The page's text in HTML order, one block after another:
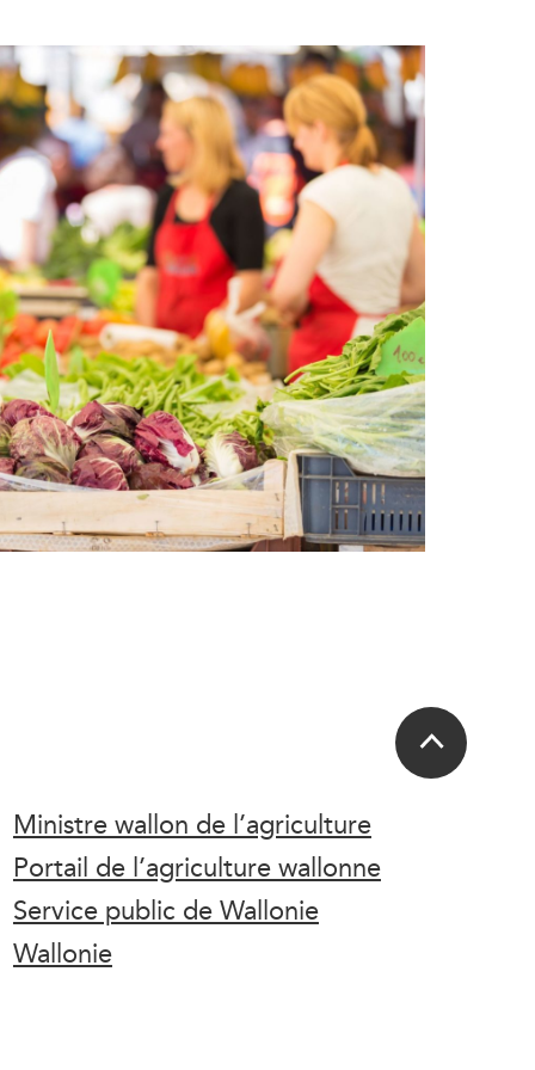
Ministre wallon de l’agriculture
Portail de l’agriculture wallonne
Service public de Wallonie
Wallonie